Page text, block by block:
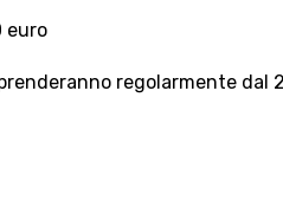
euro
regolarmente